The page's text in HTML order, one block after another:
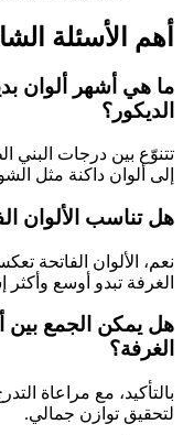
أهم الأسئلة
ما هي أشهر ألوان
الديكور؟
تتنوّع بين درجات البني
إلى ألوان داكنة مثل
هل تناسب الألوان
نعم، الألوان الفاتحة
الغرفة تبدو أوسع وأكثر
هل يمكن الجمع
الغرفة؟
بالتأكيد، مع مراعاة
لتحقيق توازن جمالي.